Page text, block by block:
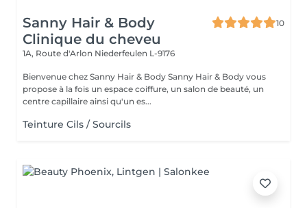
Sanny Hair & Body
Clinique du cheveu
10
1A, Route d'Arlon Niederfeulen L-9176
Bienvenue chez Sanny Hair & Body Sanny Hair & Body vous
propose à la fois un espace coiffure, un salon de beauté, un
centre capillaire ainsi qu'un es...
Teinture Cils / Sourcils